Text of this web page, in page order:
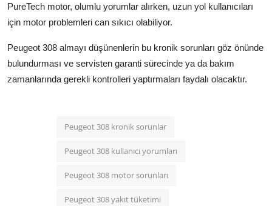
PureTech motor, olumlu yorumlar alırken, uzun yol kullanıcıları
için motor problemleri can sıkıcı olabiliyor.
Peugeot 308 almayı düşünenlerin bu kronik sorunları göz önünde
bulundurması ve servisten garanti sürecinde ya da bakım
zamanlarında gerekli kontrolleri yaptırmaları faydalı olacaktır.
Peugeot 308 kronik sorunlar
Peugeot 308 kullanıcı yorumları
Peugeot 308 motor sorunları
Peugeot 308 yakıt tüketimi